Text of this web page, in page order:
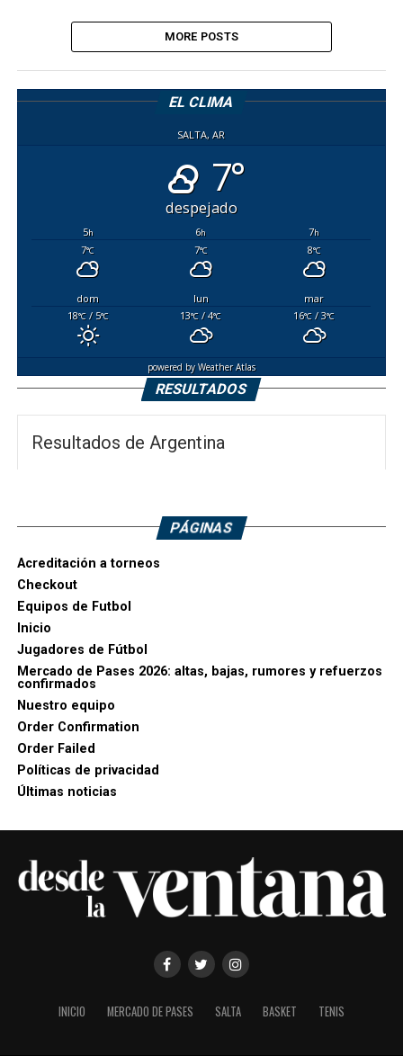
MORE POSTS
EL CLIMA
SALTA, AR
7°
despejado
5h 6h 7h
7°C 7°C 8°C
dom lun
mar
18°C/ 5°C 13°C / 4°C 16°C / 3°C
powered byWeather Atlas
RESULTADOS
Resultados de Argentina
PÁGINAS
Acreditación a torneos
Checkout
Equipos de Futbol
Inicio
Jugadores de Fútbol
Mercado de Pases 2026: altas, bajas, rumores y refuerzos
confirmados
Nuestro equipo
Order Confirmation
Order Failed
Políticas de privacidad
Últimas noticias
INICIO MERCADO DE PASES SALTA BASKET TENIS